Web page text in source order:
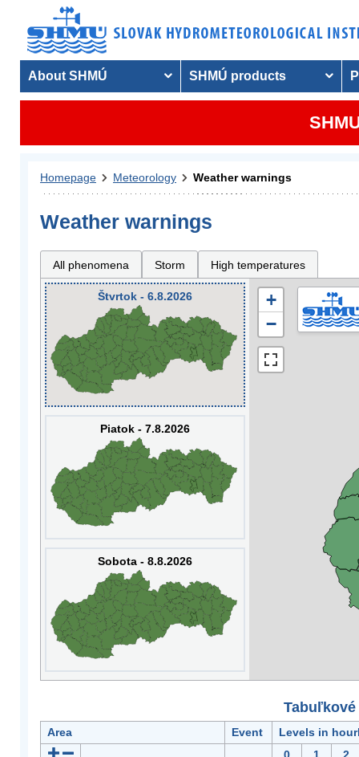
About SHMÚ SHMÚ products
Homepage Meteorology Weather warnings
Weather warnings
All phenomena Storm High temperatures
Štvrtok - 6.8.2026
Piatok - 7.8.2026
Sobota - 8.8.2026
+
−
Area Event
Levels in